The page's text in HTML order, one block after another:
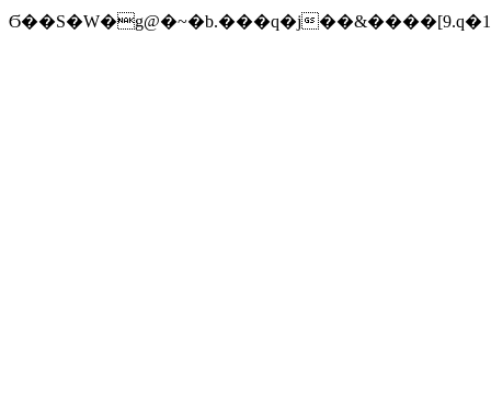
Ϭ��S�W�g@�~�b.���q�j